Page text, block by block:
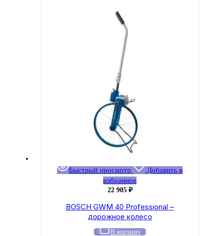
Быстрый просмотр
Добавить в
избранное
22 905 ₽
BOSCH GWM 40 Professional –
дорожное колесо
В корзину